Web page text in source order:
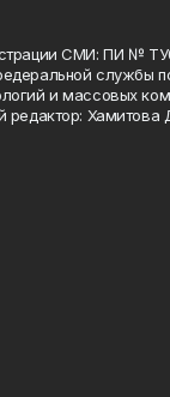
СМИ: ПИ №
службы
и массовых
редактор: Хамитова